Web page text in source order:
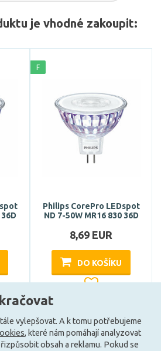
je vhodné zakoupit:
F
Philips CorePro LEDspot
ND 7-50W MR16 830 36D
8,69 EUR
DO KOŠÍKU
vylepšovat. A k tomu potřebujeme
, které nám pomáhají analyzovat
obsah a reklamu. Pokud se